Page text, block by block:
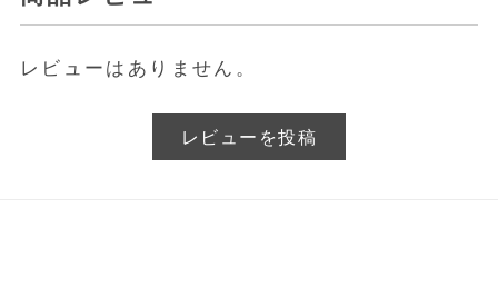
レビューはありません。
レビューを投稿